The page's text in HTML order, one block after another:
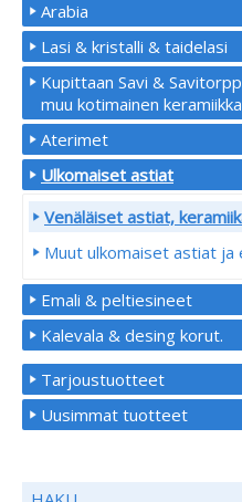
Arabia
Lasi & kristalli & taidelasi
Kupittaan Savi &
muu kotimainen keramiikka
Aterimet
Ulkomaiset astiat
Venäläiset astiat,
Muut ulkomaiset astiat ja
Emali & peltiesineet
Kalevala & desing korut.
Tarjoustuotteet
Uusimmat tuotteet